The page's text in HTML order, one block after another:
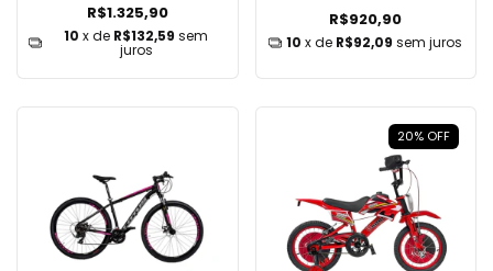
R$1.325,90
10 x de R$132,59 sem
juros
R$920,90
10 x de R$92,09 sem juros
20% OFF